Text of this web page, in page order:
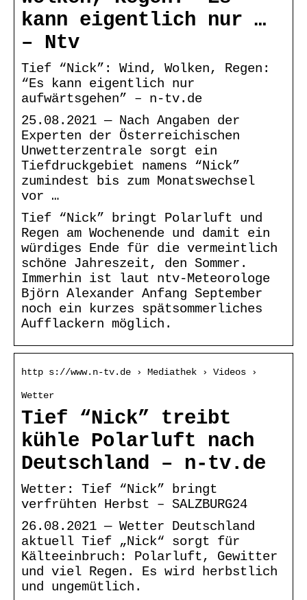
kann eigentlich nur …
– Ntv
Tief “Nick”: Wind, Wolken, Regen:
“Es kann eigentlich nur
aufwärtsgehen” – n-tv.de
25.08.2021 — Nach Angaben der
Experten der Österreichischen
Unwetterzentrale sorgt ein
Tiefdruckgebiet namens “Nick”
zumindest bis zum Monatswechsel
vor …
Tief “Nick” bringt Polarluft und
Regen am Wochenende und damit ein
würdiges Ende für die vermeintlich
schöne Jahreszeit, den Sommer.
Immerhin ist laut ntv-Meteorologe
Björn Alexander Anfang September
noch ein kurzes spätsommerliches
Aufflackern möglich.
http s://www.n-tv.de › Mediathek › Videos ›
Wetter
Tief “Nick” treibt
kühle Polarluft nach
Deutschland – n-tv.de
Wetter: Tief “Nick” bringt
verfrühten Herbst – SALZBURG24
26.08.2021 — Wetter Deutschland
aktuell Tief „Nick“ sorgt für
Kälteeinbruch: Polarluft, Gewitter
und viel Regen. Es wird herbstlich
und ungemütlich.